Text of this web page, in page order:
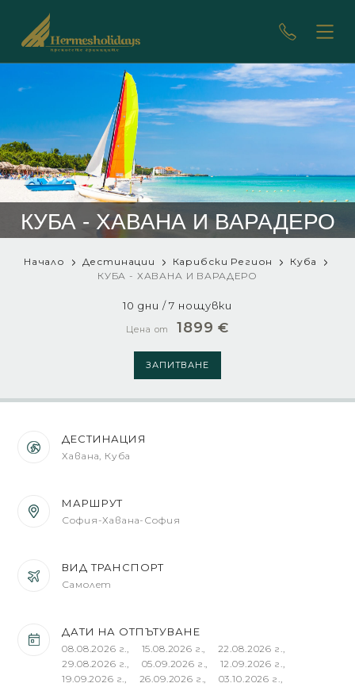
КУБА - ХАВАНА И ВАРАДЕРО
Начало Дестинации Карибски Регион
Куба
КУБА - ХАВАНА И ВАРАДЕРО
10 дни / 7 нощувки
Цена от 1899 €
ЗАПИТВАНЕ
ДЕСТИНАЦИЯ
Хавана, Куба
МАРШРУТ
София-Хавана-София
ВИД ТРАНСПОРТ
Самолет
ДАТИ НА ОТПЪТУВАНЕ
08.08.2026 г., 15.08.2026 г., 22.08.2026 г.,
29.08.2026 г., 05.09.2026 г., 12.09.2026 г.,
19.09.2026 г., 26.09.2026 г., 03.10.2026 г.,